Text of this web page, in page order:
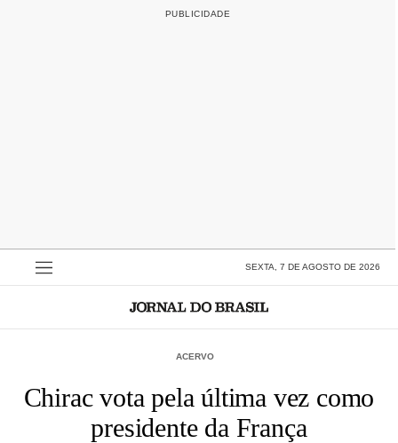
SEXTA, 7 DE AGOSTO DE 2026
ACERVO
Chirac vota pela última vez como
presidente da França